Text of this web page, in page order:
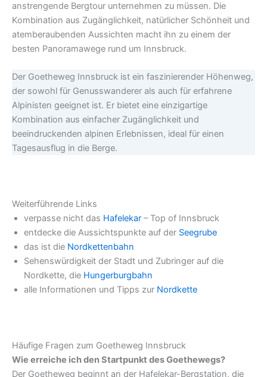
anstrengende Bergtour unternehmen zu müssen. Die
Kombination aus Zugänglichkeit, natürlicher Schönheit und
atemberaubenden Aussichten macht ihn zu einem der
besten Panoramawege rund um Innsbruck.
Der Goetheweg Innsbruck ist ein faszinierender Höhenweg,
der sowohl für Genusswanderer als auch für erfahrene
Alpinisten geeignet ist. Er bietet eine einzigartige
Kombination aus einfacher Zugänglichkeit und
beeindruckenden alpinen Erlebnissen, ideal für einen
Tagesausflug in die Berge.
Weiterführende Links
verpasse nicht das Hafelekar – Top of Innsbruck
entdecke die Aussichtspunkte auf der Seegrube
das ist die Nordkettenbahn
Sehenswürdigkeit der Stadt und Zubringer auf die
Nordkette, die Hungerburgbahn
alle Informationen und Tipps zur Nordkette
Häufige Fragen zum Goetheweg Innsbruck
Wie erreiche ich den Startpunkt des Goethewegs?
Der Goetheweg beginnt an der Hafelekar-Bergstation, die